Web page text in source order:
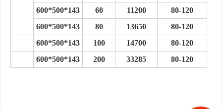
600*500*143 60 11200
80-120
600*500*143 80 13650
80-120
600*500*143 100 14700
80-120
600*500*143 200 33285 80-120